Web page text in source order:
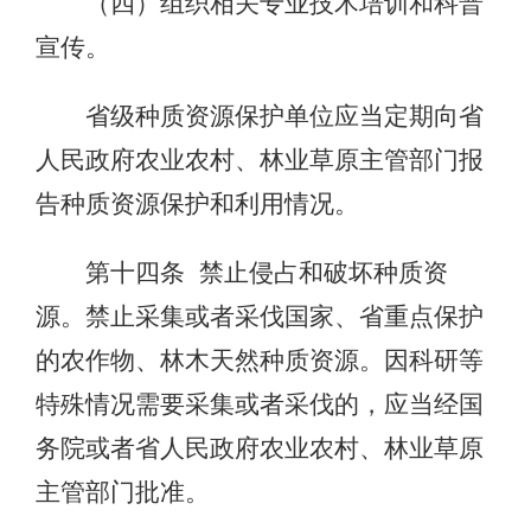
宣传。
省级种质资源保护单位应当定期向省
人民政府农业农村、林业草原主管部门报
告种质资源保护和利用情况。
第十四条 禁止侵占和破坏种质资
源。禁止采集或者采伐国家、省重点保护
的农作物、林木天然种质资源。因科研等
特殊情况需要采集或者采伐的，应当经国
务院或者省人民政府农业农村、林业草原
主管部门批准。